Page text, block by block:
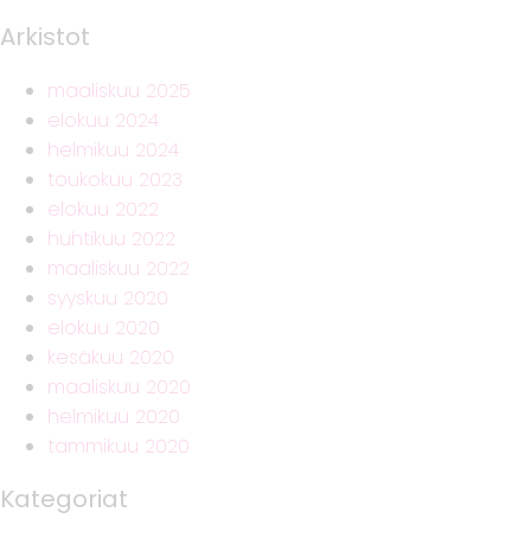
Arkistot
maaliskuu 2025
elokuu 2024
helmikuu 2024
toukokuu 2023
elokuu 2022
huhtikuu 2022
maaliskuu 2022
syyskuu 2020
elokuu 2020
kesäkuu 2020
maaliskuu 2020
helmikuu 2020
tammikuu 2020
Kategoriat